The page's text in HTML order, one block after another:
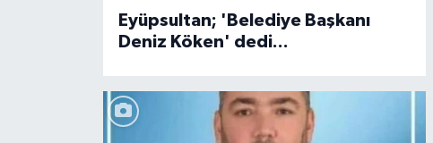
Eyüpsultan; 'Belediye Başkanı
Deniz Köken' dedi...